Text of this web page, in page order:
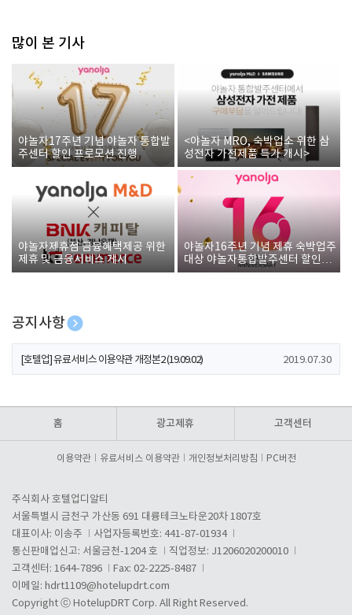
많이 본 기사
야놀자17주년 기념 야놀자 통합발
주센터 할인 프로모션 진행
<야놀자 MRO, 숙박업소 위한 삼
성전자 가전제품 특가 개시>
야놀자제휴점 금융혜택제공 위한
제휴 및 금융서비스 게시
야놀자16주년 기념 제휴 숙박업주
대상 야놀자통합발주센터 할인쿠
폰 증정
공지사항
[호텔업] 개인정보 처리방침 개정본1 (19.09.02)
[호텔업] 유료서비스 이용약관 개정본2 (19.09.02) 2019.07.30
홈 광고제휴 고객센터
이용약관 유료서비스 이용약관 개인정보처리방침 PC버전
주식회사 호텔업디알티
서울특별시 금천구 가산동 691 대륭테크노타운20차 1807호
대표이사: 이송주
사업자등록번호: 441-87-01934
통신판매업신고: 서울금천-1204 호
직업정보: J1206020200010
고객센터: 1644-7896
Fax: 02-2225-8487
이메일: hdrt1109@hotelupdrt.com
Copyright ⓒ HotelupDRT Corp. All Right Reserved.